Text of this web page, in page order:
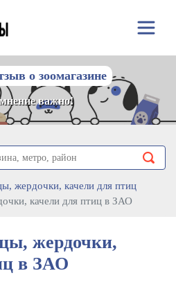
о зоомагазине
важно!
жердочки, качели для птиц
качели для птиц в ЗАО
жердочки,
в ЗАО